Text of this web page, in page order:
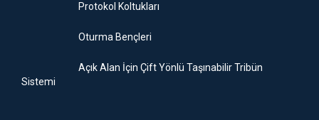
Protokol Koltukları
Oturma Bençleri
Açık Alan İçin Çift Yönlü Taşınabilir Tribün
Sistemi